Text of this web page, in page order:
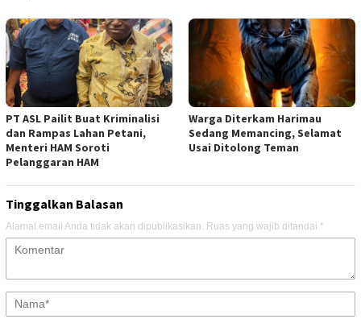
PT ASL Pailit Buat Kriminalisi
dan Rampas Lahan Petani,
Menteri HAM Soroti
Pelanggaran HAM
Warga Diterkam Harimau
Sedang Memancing, Selamat
Usai Ditolong Teman
Tinggalkan Balasan
Alamat email Anda tidak akan dipublikasikan. Ruas yang wajib ditandai *